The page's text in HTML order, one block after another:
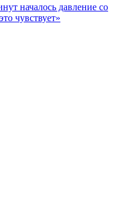
началось давление со
чувствует»